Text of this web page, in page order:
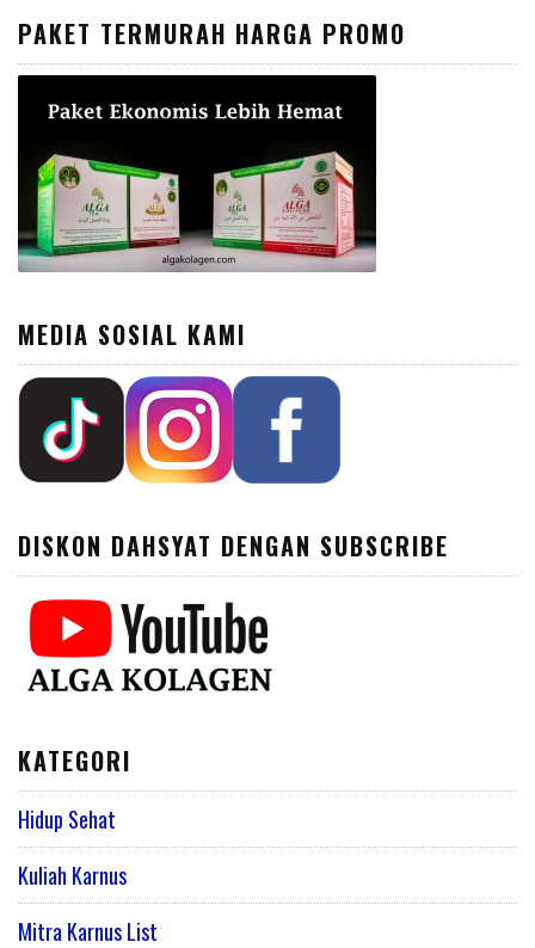
PAKET TERMURAH HARGA PROMO
MEDIA SOSIAL KAMI
DISKON DAHSYAT DENGAN SUBSCRIBE
KATEGORI
Hidup Sehat
Kuliah Karnus
Mitra Karnus List